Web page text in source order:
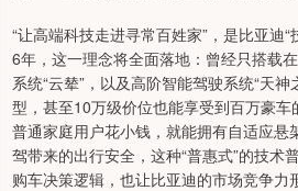
“让高端科技走进寻常百姓家”，是比亚迪
6年，这一理念将全面落地：曾经只搭载
系统“云辇”，以及高阶智能驾驶系统“天
型，甚至10万级价位也能享受到百万豪车
普通家庭用户花小钱，就能拥有自适应悬
驾带来的出行安全，这种“普惠式”的技术
购车决策逻辑，也让比亚迪的市场竞争力